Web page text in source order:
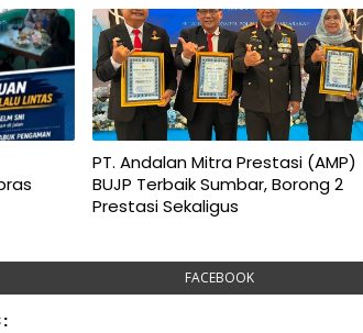
PT. Andalan Mitra Prestasi (AMP)
BUJP Terbaik Sumbar, Borong 2
Prestasi Sekaligus
FACEBOOK